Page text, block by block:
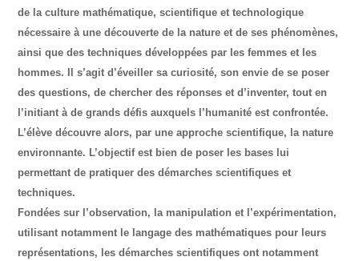
de la culture mathématique, scientifique et technologique
nécessaire à une découverte de la nature et de ses phénomènes,
ainsi que des techniques développées par les femmes et les
hommes. Il s’agit d’éveiller sa curiosité, son envie de se poser
des questions, de chercher des réponses et d’inventer, tout en
l’initiant à de grands défis auxquels l’humanité est confrontée.
L’élève découvre alors, par une approche scientifique, la nature
environnante. L’objectif est bien de poser les bases lui
permettant de pratiquer des démarches scientifiques et
techniques.
Fondées sur l’observation, la manipulation et l’expérimentation,
utilisant notamment le langage des mathématiques pour leurs
représentations, les démarches scientifiques ont notamment